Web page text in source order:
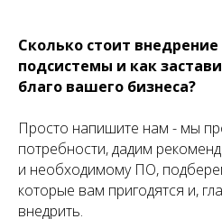
Сколько стоит внедрение
подсистемы и как
благо вашего бизнеса?
Просто напишите нам - мы
потребности, дадим
и необходимому ПО,
которые вам пригодятся и,
внедрить.